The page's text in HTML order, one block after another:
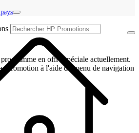
en offre spéciale actuellement.
promotion à l'aide du menu de navigation